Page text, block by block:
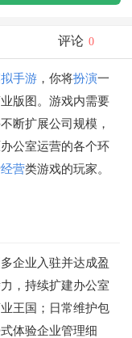
评论 0
手游 ，你将扮演一
版图。游戏内需要
断扩展公司规模，
公室运营的各个环
经营类游戏的玩家。
企业入驻并达成盈
，持续扩建办公室
王国；日常维护包
体验企业管理细